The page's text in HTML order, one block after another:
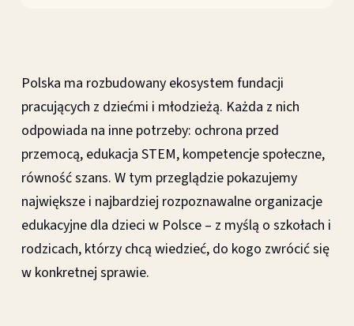
Polska ma rozbudowany ekosystem fundacji
pracujących z dziećmi i młodzieżą. Każda z nich
odpowiada na inne potrzeby: ochrona przed
przemocą, edukacja STEM, kompetencje społeczne,
równość szans. W tym przeglądzie pokazujemy
największe i najbardziej rozpoznawalne organizacje
edukacyjne dla dzieci w Polsce – z myślą o szkołach i
rodzicach, którzy chcą wiedzieć, do kogo zwrócić się
w konkretnej sprawie.